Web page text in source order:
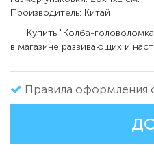
Производитель: Китай
Купить "Колба-
в магазине развивающих и
Правила оформления